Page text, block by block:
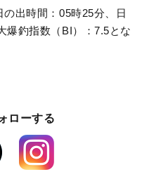
出時間：05時25分、日
爆釣指数（BI）：7.5とな
ローする